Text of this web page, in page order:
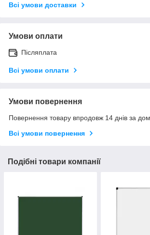
Всі умови доставки
Умови оплати
Післяплата
Всі умови оплати
Умови повернення
Повернення товару впродовж 14 днів за
Всі умови повернення
Подібні товари компанії